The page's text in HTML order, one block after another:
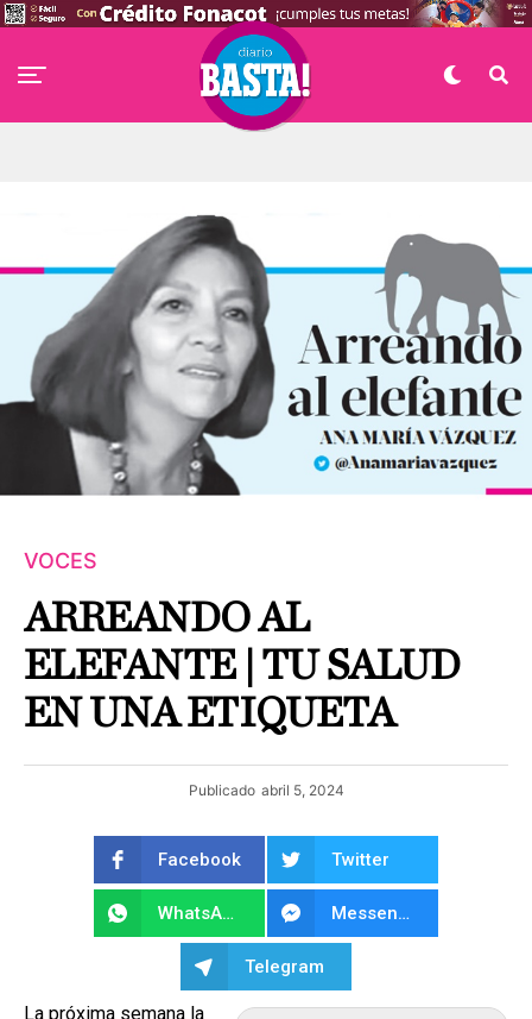
VOCES
ARREANDO AL
ELEFANTE | TU SALUD
EN UNA ETIQUETA
Publicado abril 5, 2024
Facebook Twitter
WhatsApp Messenger
Telegram
La próxima semana la